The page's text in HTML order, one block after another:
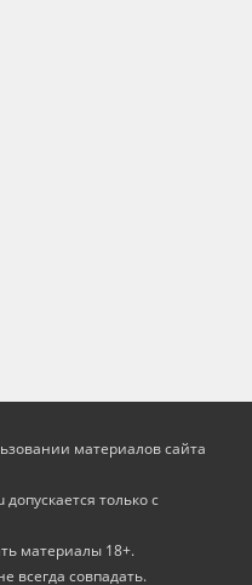
материалов сайта
только с
материалы 18+.
всегда совпадать.